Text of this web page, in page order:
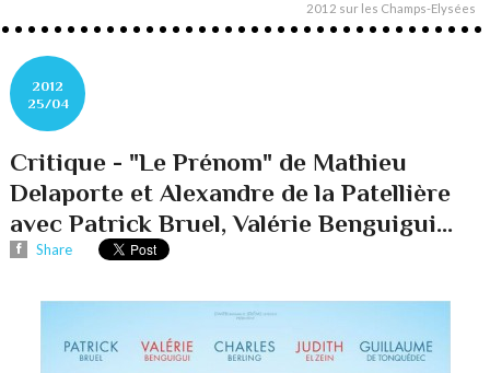
2012 sur les Champs-Elysées
2012
25/04
Critique - "Le Prénom" de Mathieu
Delaporte et Alexandre de la Patellière
avec Patrick Bruel, Valérie Benguigui...
Share